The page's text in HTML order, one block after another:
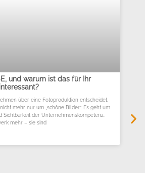
und warum ist das für Ihr
über eine Fotoproduktion entscheidet,
mehr nur um „schöne Bilder“. Es geht um
Sichtbarkeit der Unternehmenskompetenz.
mehr – sie sind